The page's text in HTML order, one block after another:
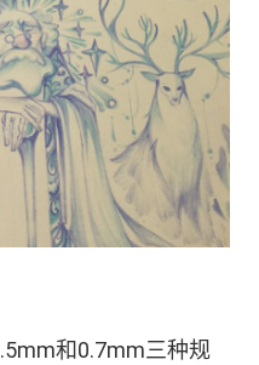
和0.7mm三种规